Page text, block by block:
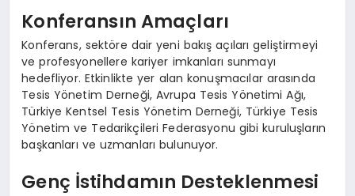
Konferansın Amaçları
Konferans, sektöre dair yeni bakış açıları geliştirmeyi
ve profesyonellere kariyer imkanları sunmayı
hedefliyor. Etkinlikte yer alan konuşmacılar arasında
Tesis Yönetim Derneği, Avrupa Tesis Yönetimi Ağı,
Türkiye Kentsel Tesis Yönetim Derneği, Türkiye Tesis
Yönetim ve Tedarikçileri Federasyonu gibi kuruluşların
başkanları ve uzmanları bulunuyor.
Genç İstihdamın Desteklenmesi